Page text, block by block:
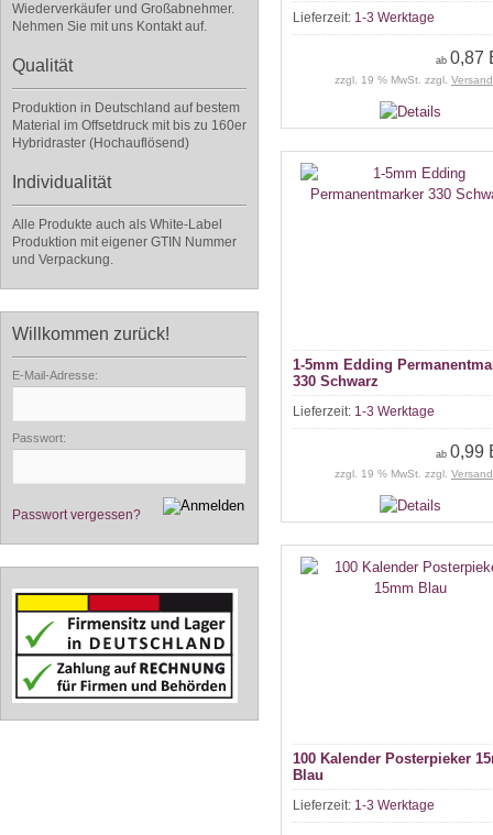
Wiederverkäufer und Großabnehmer.
Nehmen Sie mit uns Kontakt auf.
Qualität
Produktion in Deutschland auf bestem
Material im Offsetdruck mit bis zu 160er
Hybridraster (Hochauflösend)
Individualität
Alle Produkte auch als White-Label
Produktion mit eigener GTIN Nummer
und Verpackung.
Willkommen zurück!
E-Mail-Adresse:
Passwort:
Passwort vergessen?
Lieferzeit: 1-3 Werktage
ab 0,87
zzgl. 19 % MwSt. zzgl.
1-5mm Edding
330 Schwarz
Lieferzeit: 1-3 Werktage
ab 0,99
zzgl. 19 % MwSt. zzgl.
100 Kalender Posterpieker
Blau
Lieferzeit: 1-3 Werktage